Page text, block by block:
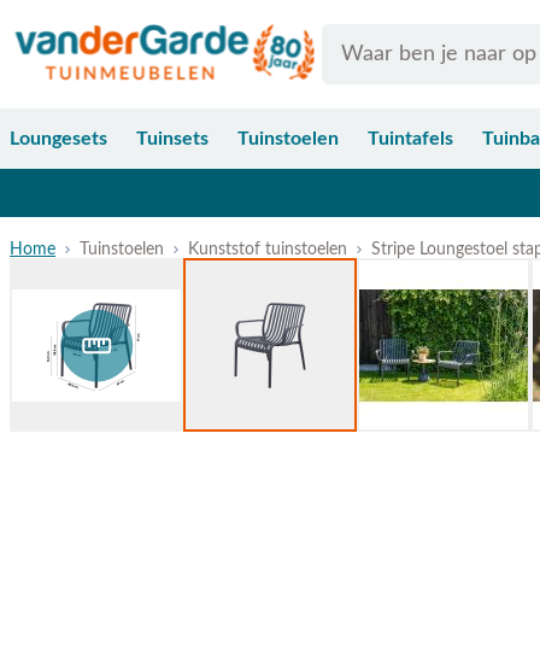
Loungesets Tuinsets Tuinstoelen Tuintafels
Home Tuinstoelen Kunststof tuinstoelen Stripe Loungestoel